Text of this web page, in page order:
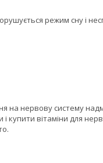
режим сну і
нервову систему
купити вітаміни для